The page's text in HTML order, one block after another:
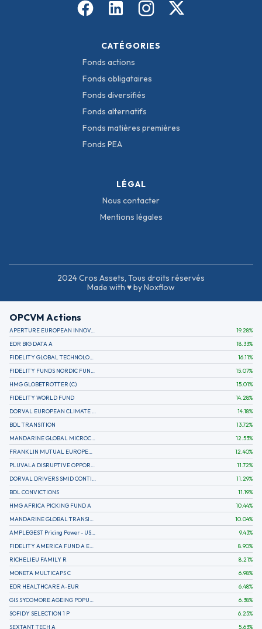
CATÉGORIES
Fonds actions
Fonds obligataires
Fonds diversifiés
Fonds alternatifs
Fonds matières premières
Fonds PEA
LÉGAL
Nous contacter
Mentions légales
2024 Cros Assets, Tous droits réservés
Made with ♥ by Noxflow
OPCVM Actions
APERTURE EUROPEAN INNOVATION 19.28%
EDR BIG DATA A
18.33%
16.11%
15.07%
HMG GLOBETROTTER (C)
15.01%
FIDELITY WORLD FUND
14.28%
14.18%
BDL TRANSITION
13.72%
12.53%
12.40%
11.72%
11.29%
BDL CONVICTIONS
11.19%
HMG AFRICA PICKING FUND A
10.44%
10.04%
9.43%
8.90%
RICHELIEU FAMILY R
8.21%
MONETA MULTICAPS C
6.98%
EDR HEALTHCARE A-EUR
6.48%
6.38%
SOFIDY SELECTION 1 P
6.25%
SEXTANT TECH A
5.63%